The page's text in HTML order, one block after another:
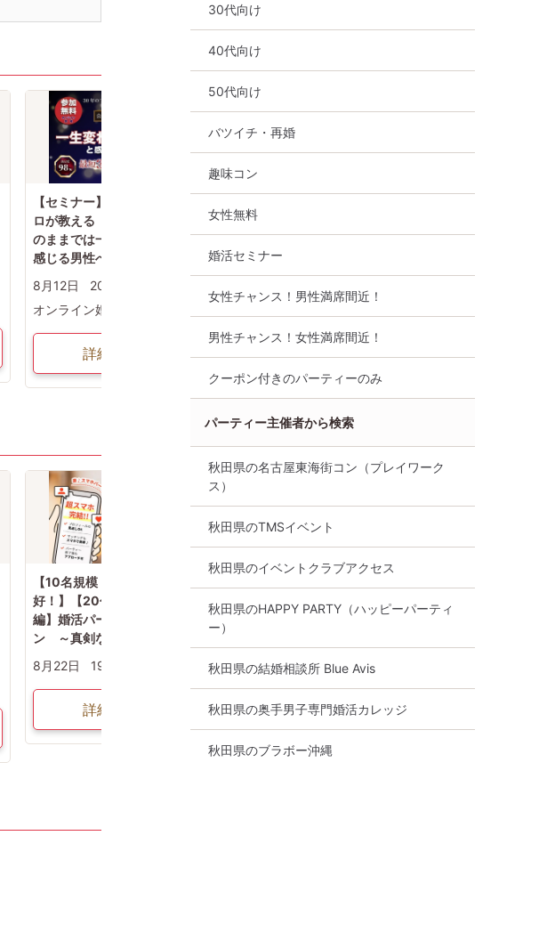
【セミナー】無料！30年のプ
ロが教える「婚活戦略」｜今
のままでは一生変わらないと
感じる男性へ⑤
8月12日
20:00〜
オンライン婚活
詳細を見る
ロが教える「婚活戦略」｜今
のままでは一生変わらないと
感じる男性へ⑤
詳細を見る
僅か！！Bigチャ
プレミアム街コン
【10名規模！ 男女バランス良
好！】【20代中心ハイスペ
編】婚活パーティー・街コ
ン ～真剣な出会い～
8月22日
19:15〜
詳細を見る
完売間近！！男性・女性残り
僅か！！Bigチャンス！！【雰
詳細を見る
30代向け
40代向け
50代向け
バツイチ・再婚
趣味コン
女性無料
婚活セミナー
女性チャンス！男性満席間近！
男性チャンス！女性満席間近！
クーポン付きのパーティーのみ
パーティー主催者から検索
秋田県の名古屋東海街コン（プレイワーク
ス）
秋田県のTMSイベント
秋田県のイベントクラブアクセス
秋田県のHAPPY PARTY（ハッピーパーティ
ー）
秋田県の結婚相談所 Blue Avis
秋田県の奥手男子専門婚活カレッジ
秋田県のブラボー沖縄